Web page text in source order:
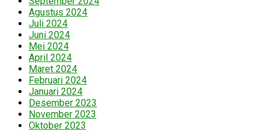
Agustus 2024
Juli 2024
Juni 2024
Mei 2024
April 2024
Maret 2024
Februari 2024
Januari 2024
Desember 2023
November 2023
Oktober 2023